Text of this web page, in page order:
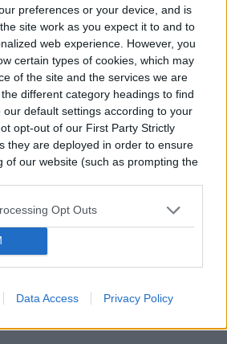
preferences or your device, and is
site work as you expect it to and to
web experience. However, you
certain types of cookies, which may
of the site and the services we are
different category headings to find
default settings according to your
opt-out of our First Party Strictly
they are deployed in order to ensure
of our website (such as prompting the
Opt Outs
Data Access Privacy Policy
periodista y escritor. Desde
una importante
la escritura y las…